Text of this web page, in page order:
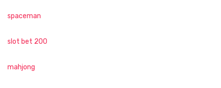
spaceman
slot bet 200
mahjong